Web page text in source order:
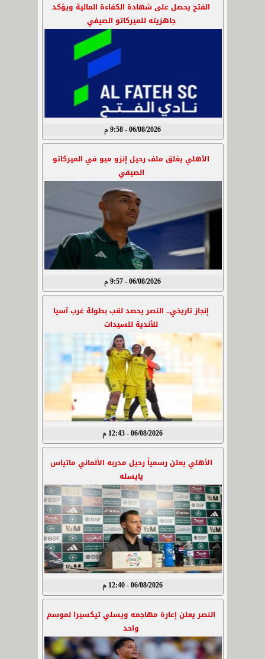
الفتح يحصل على شهادة الكفاءة المالية ويؤكد
جاهزيته للميركاتو الصيفي
06/08/2026 - 9:58 م
الأهلي يغلق ملف رحيل إنزو ميو في الميركاتو
الصيفي
06/08/2026 - 9:57 م
إنجاز تاريخي.. النصر يحصد لقب بطولة غرب آسيا
للأندية للسيدات
06/08/2026 - 12:43 م
الأهلي يعلن رسمياً رحيل مدربه الألماني ماتياس
يايسله
06/08/2026 - 12:40 م
النصر يعلن إعارة مهاجمه ويسلي تيكسيرا لموسم
واحد